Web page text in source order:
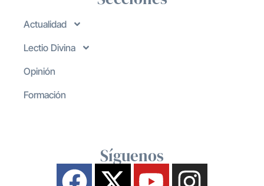
Actualidad
Lectio Divina
Opinión
Formación
Síguenos